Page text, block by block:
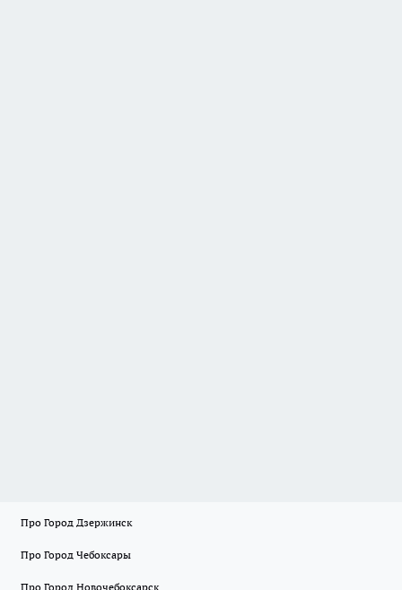
Про Город Дзержинск
Про Город Чебоксары
Про Город Новочебоксарск